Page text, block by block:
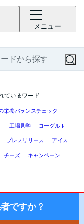
メニュー
ているワード
栄養バランスチェック
工場見学 ヨーグルト
プレスリリース アイス
チーズ キャンペーン
ニュートリション
施設にお勤めの医
栄養士・ケアマネ
用いただくための
る情報提供を目的
ください。
ですか？